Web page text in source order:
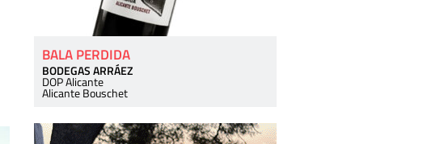
BALA PERDIDA
BODEGAS ARRÁEZ
DOP Alicante
Alicante Bouschet